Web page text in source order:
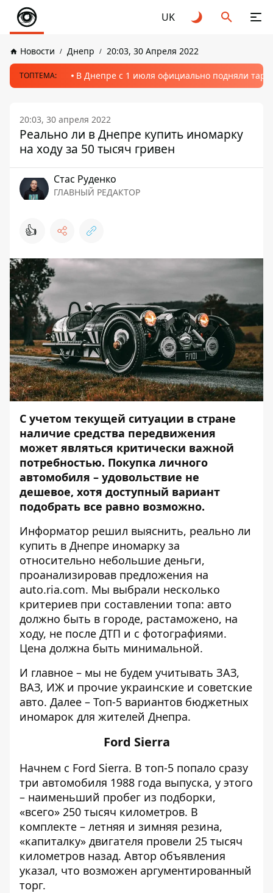
UK
Новости Днепр 20:03, 30 Апреля 2022
ТОПТЕМА: В Днепре с 1 июля официально подняли
20:03, 30 апреля 2022
Реально ли в Днепре купить иномарку
на ходу за 50 тысяч гривен
Стаc Руденко
ГЛАВНЫЙ РЕДАКТОР
👍
С учетом текущей ситуации в стране
наличие средства передвижения
может являться критически важной
потребностью. Покупка личного
автомобиля – удовольствие не
дешевое, хотя доступный вариант
подобрать все равно возможно.
Информатор решил выяснить, реально ли
купить в Днепре иномарку за
относительно небольшие деньги,
проанализировав предложения на
auto.ria.com. Мы выбрали несколько
критериев при составлении топа: авто
должно быть в городе, растаможено, на
ходу, не после ДТП и с фотографиями.
Цена должна быть минимальной.
И главное – мы не будем учитывать ЗАЗ,
ВАЗ, ИЖ и прочие украинские и советские
авто. Далее – Топ-5 вариантов бюджетных
иномарок для жителей Днепра.
Ford Sierra
Начнем с Ford Sierra. В топ-5 попало сразу
три автомобиля 1988 года выпуска, у этого
– наименьший пробег из подборки,
«всего» 250 тысяч километров. В
комплекте – летняя и зимняя резина,
«капиталку» двигателя провели 25 тысяч
километров назад. Автор объявления
указал, что возможен аргументированный
торг.